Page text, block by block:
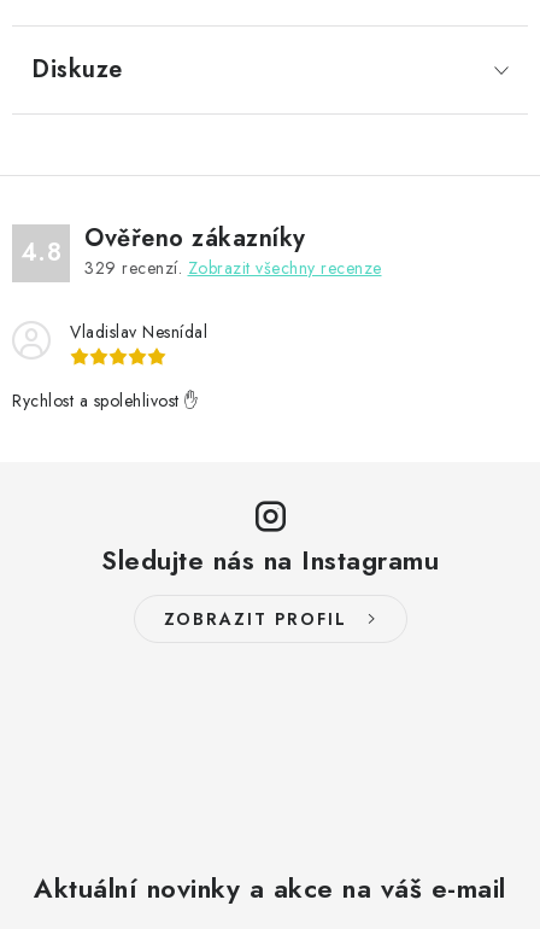
Diskuze
4.8 Ověřeno zákazníky
329 recenzí. Zobrazit všechny recenze
Vladislav Nesnídal
Rychlost a spolehlivost ✋
Sledujte nás na Instagramu
ZOBRAZIT PROFIL
Aktuální novinky a akce na váš e-mail